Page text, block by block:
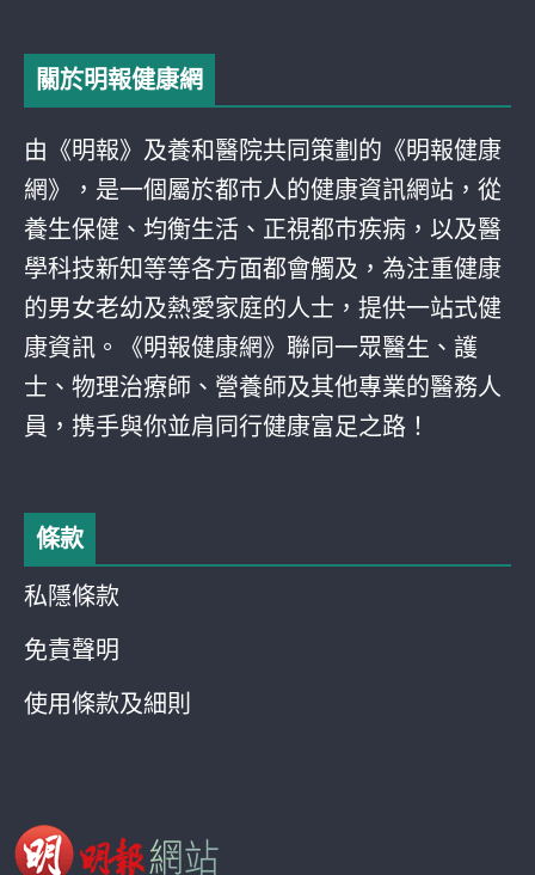
關於明報健康網
由《明報》及養和醫院共同策劃的《明報健康
網》，是一個屬於都巿人的健康資訊網站，從
養生保健、均衡生活、正視都巿疾病，以及醫
學科技新知等等各方面都會觸及，為注重健康
的男女老幼及熱愛家庭的人士，提供一站式健
康資訊。《明報健康網》聯同一眾醫生、護
士、物理治療師、營養師及其他專業的醫務人
員，携手與你並肩同行健康富足之路！
條款
私隱條款
免責聲明
使用條款及細則